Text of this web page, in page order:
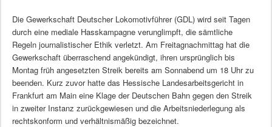
Die Gewerkschaft Deutscher Lokomotivführer (GDL) wird seit Tagen
durch eine mediale Hasskampagne verunglimpft, die sämtliche
Regeln journalistischer Ethik verletzt. Am Freitagnachmittag hat die
Gewerkschaft überraschend angekündigt, ihren ursprünglich bis
Montag früh angesetzten Streik bereits am Sonnabend um 18 Uhr zu
beenden. Kurz zuvor hatte das Hessische Landesarbeitsgericht in
Frankfurt am Main eine Klage der Deutschen Bahn gegen den Streik
in zweiter Instanz zurückgewiesen und die Arbeitsniederlegung als
rechtskonform und verhältnismäßig bezeichnet.